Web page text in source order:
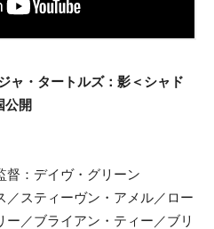
ャ・タートルズ：影＜シャド
公開
：デイヴ・グリーン
／スティーヴン・アメル／ロー
／ブライアン・ティー／ブリ